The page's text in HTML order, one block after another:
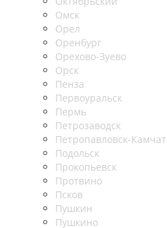
Омск
Орел
Оренбург
Орехово-Зуево
Орск
Пенза
Первоуральск
Пермь
Петрозаводск
Петропавловск-
Подольск
Прокопьевск
Протвино
Псков
Пушкин
Пушкино